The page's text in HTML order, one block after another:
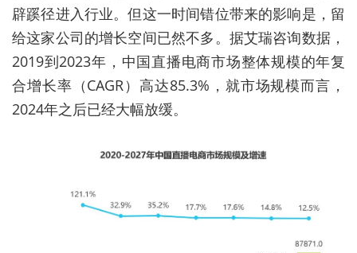
辟蹊径进入行业。但这一时间错位带来的影响是，留
给这家公司的增长空间已然不多。据艾瑞咨询数据，
2019到2023年，中国直播电商市场整体规模的年复
合增长率（CAGR）高达85.3%，就市场规模而言，
2024年之后已经大幅放缓。